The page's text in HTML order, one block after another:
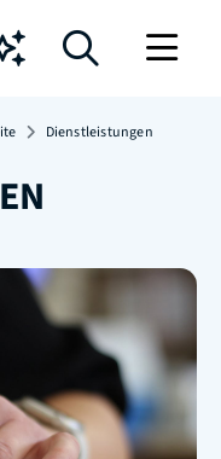
Chatbot
Dienstleistungen